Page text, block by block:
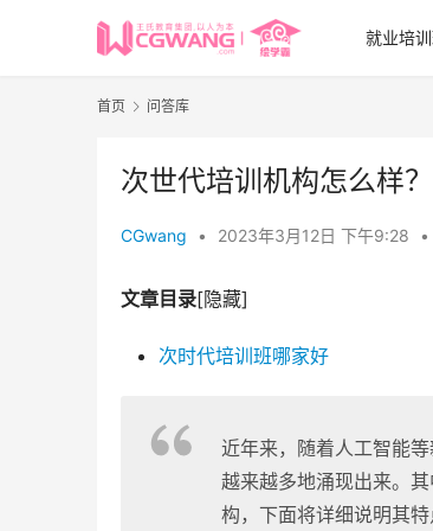
就业培
首页 问答库
次世代培训机构怎么样？
CGwang • 2023年3月12日 下午9:28 •
文章目录[隐藏]
次时代培训班哪家好
近年来，随着人工智能
越来越多地涌现出来。其
构，下面将详细说明其特